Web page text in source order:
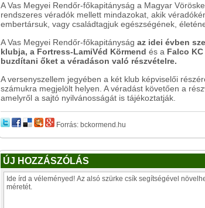
A Vas Megyei Rendőr-főkapitányság a Magyar
rendszeres véradók mellett mindazokat, akik
embertársuk, vagy családtagjuk egészségének,
A Vas Megyei Rendőr-főkapitányság az idei évben
klubja, a Fortress-LamiVéd Körmend és a Falco KC
buzdítani őket a véradáson való részvételre.
A versenyszellem jegyében a két klub képviselői
számukra megjelölt helyen. A véradást követően a
amelyről a sajtó nyilvánosságát is tájékoztatják.
Forrás: bckormend.hu
ÚJ HOZZÁSZÓLÁS